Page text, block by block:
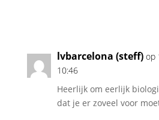
lvbarcelona (steff) op
10:46
Heerlijk om eerlijk
dat je er zoveel voor